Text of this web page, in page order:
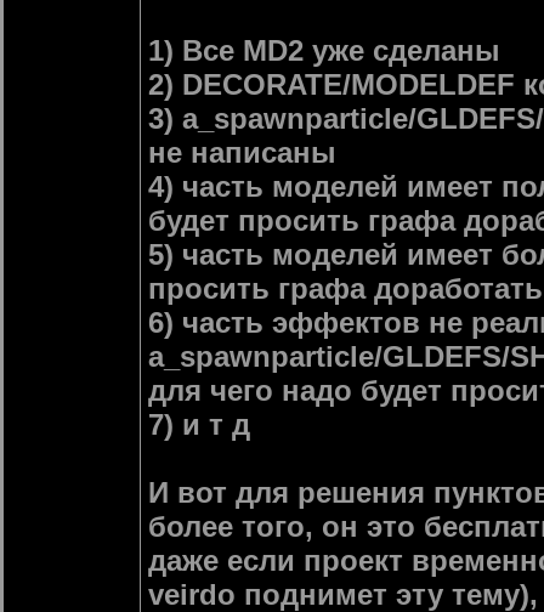
1) Все MD2 уже сделаны
2) DECORATE/MODELDEF
3) a_spawnparticle/
не написаны
4) часть моделей имеет
будет просить графа
5) часть моделей имеет
просить графа
6) часть эффектов не
a_spawnparticle/GLDEFS/
для чего надо будет
7) и т д
И вот для решения
более того, он это
даже если проект
veirdo поднимет эту